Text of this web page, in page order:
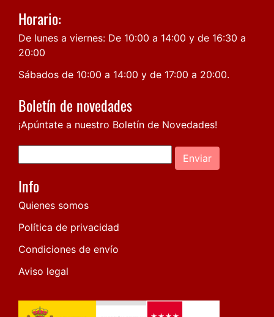
Horario:
De lunes a viernes: De 10:00 a 14:00 y de 16:30 a
20:00
Sábados de 10:00 a 14:00 y de 17:00 a 20:00.
Boletín de novedades
¡Apúntate a nuestro Boletín de Novedades!
Enviar
Info
Quienes somos
Política de privacidad
Condiciones de envío
Aviso legal